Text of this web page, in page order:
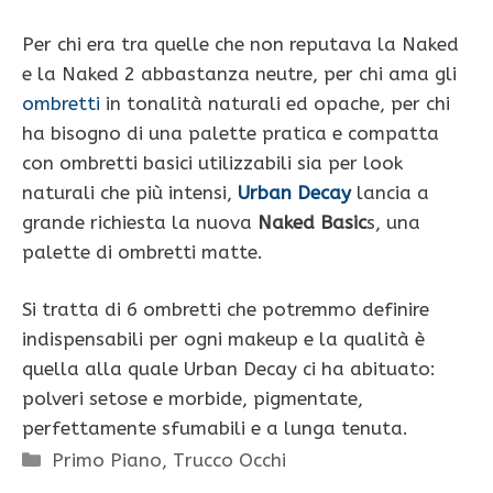
Per chi era tra quelle che non reputava la Naked
e la Naked 2 abbastanza neutre, per chi ama gli
ombretti in tonalità naturali ed opache, per chi
ha bisogno di una palette pratica e compatta
con ombretti basici utilizzabili sia per look
naturali che più intensi, Urban Decaylancia a
grande richiesta la nuova Naked Basics, una
palette di ombretti matte.
Si tratta di 6 ombretti che potremmo definire
indispensabili per ogni makeup e la qualità è
quella alla quale Urban Decay ci ha abituato:
polveri setose e morbide, pigmentate,
perfettamente sfumabili e a lunga tenuta.
Categorie
Primo Piano, Trucco Occhi